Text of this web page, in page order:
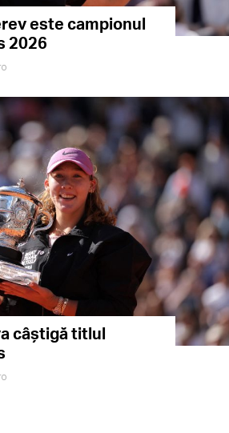
este campionul
2026
câștigă titlul